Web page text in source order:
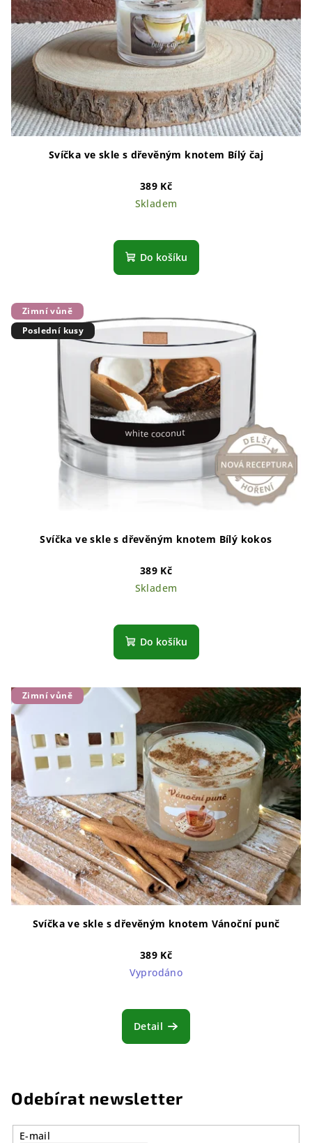
Svíčka ve skle s dřevěným knotem Bílý čaj
389 Kč
Skladem
Do košíku
Zimní vůně
Poslední kusy
Svíčka ve skle s dřevěným knotem Bílý kokos
389 Kč
Skladem
Do košíku
Zimní vůně
Svíčka ve skle s dřevěným knotem Vánoční punč
389 Kč
Vyprodáno
Detail
Odebírat newsletter
E-mail